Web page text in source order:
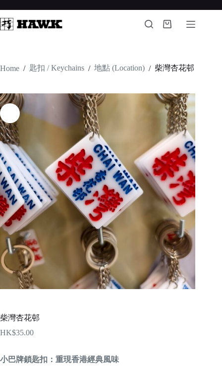
to
content
Shopping
Home / 匙扣 / Keychains / 地點 (Location) / 柴灣杏花邨
柴灣杏花邨
HK$35.00
小巴牌鎖匙扣：重現香港經典風味